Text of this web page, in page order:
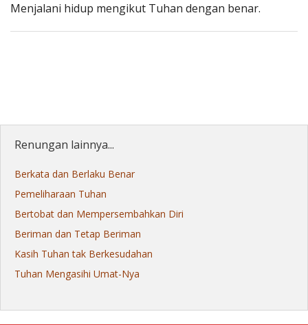
Menjalani hidup mengikut Tuhan dengan benar.
Renungan lainnya...
Berkata dan Berlaku Benar
Pemeliharaan Tuhan
Bertobat dan Mempersembahkan Diri
Beriman dan Tetap Beriman
Kasih Tuhan tak Berkesudahan
Tuhan Mengasihi Umat-Nya